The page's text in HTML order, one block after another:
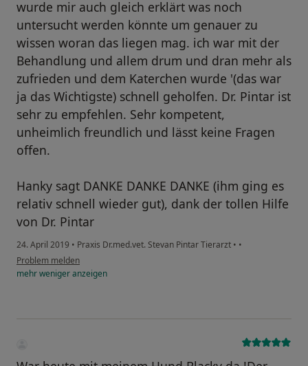
wurde mir auch gleich erklärt was noch
untersucht werden könnte um genauer zu
wissen woran das liegen mag. ich war mit der
Behandlung und allem drum und dran mehr als
zufrieden und dem Katerchen wurde '(das war
ja das Wichtigste) schnell geholfen. Dr. Pintar ist
sehr zu empfehlen. Sehr kompetent,
unheimlich freundlich und lässt keine Fragen
offen.
Hanky sagt DANKE DANKE DANKE (ihm ging es
relativ schnell wieder gut), dank der tollen Hilfe
von Dr. Pintar
24. April 2019 • Praxis Dr.med.vet. Stevan Pintar Tierarzt • •
Problem melden
mehrwenigeranzeigen